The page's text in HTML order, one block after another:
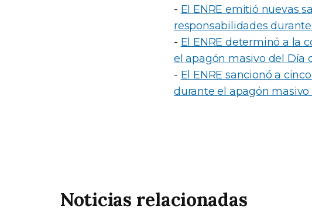
- El ENRE emitió nuevas
responsabilidades
- El ENRE determinó a la
el apagón masivo del Día
- El ENRE sancionó a
durante el apagón
Noticias relacionadas